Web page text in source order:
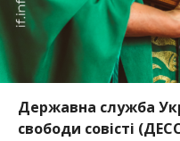
Державна служба
свободи совісті